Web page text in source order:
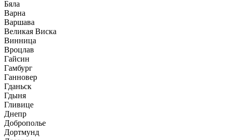
Бяла
Варна
Варшава
Великая Виска
Винница
Вроцлав
Гайсин
Гамбург
Ганновер
Гданьск
Гдыня
Гливице
Днепр
Доброполье
Дортмунд